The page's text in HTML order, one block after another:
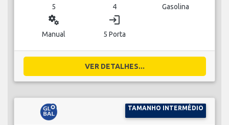
5 4 Gasolina
miscellaneous_services
Manual
login
5 Porta
VER DETALHES...
TAMANHO INTERMÉDIO